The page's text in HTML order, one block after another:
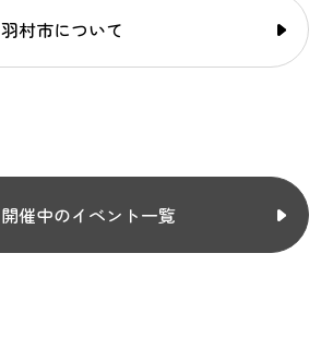
羽村市について
開催中のイベント一覧